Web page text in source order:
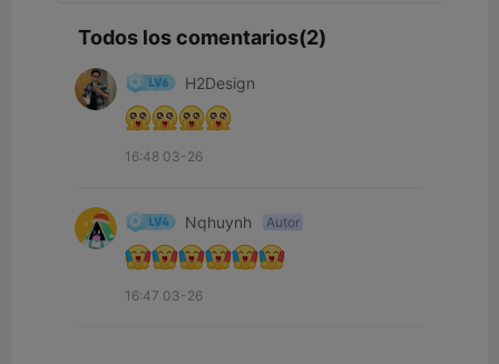
Todos los comentarios(2)
H2Design
16:48 03-26
Nqhuynh Autor
16:47 03-26